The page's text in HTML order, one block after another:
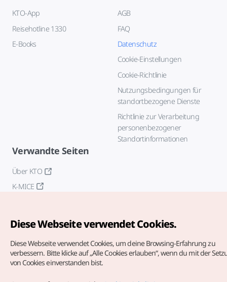
KTO-App
Reisehotline 1330
E-Books
AGB
FAQ
Datenschutz
Cookie-Einstellungen
Cookie-Richtlinie
Nutzungsbedingungen für
standortbezogene Dienste
Richtlinie zur Verarbeitung
personenbezogener
Standortinformationen
Verwandte Seiten
Über KTO
K-MICE
Diese Webseite verwendet Cookies.
Diese Webseite verwendet Cookies, um deine Browsing-Erfahrung zu
verbessern. Bitte klicke auf „Alle Cookies erlauben“, wenn du mit der
von Cookies einverstanden bist.